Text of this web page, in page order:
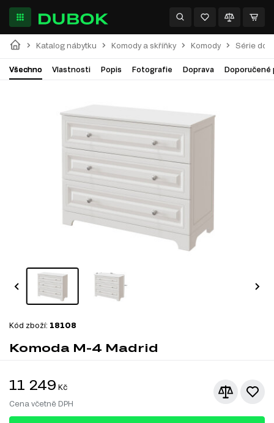
Katalog nábytku Komody a skříňky Komody Série do
Všechno Vlastnosti Popis Fotografie Doprava Doporučené
Kód zboží: 18108
Komoda M-4 Madrid
11 249 Kč
Cena včetně DPH